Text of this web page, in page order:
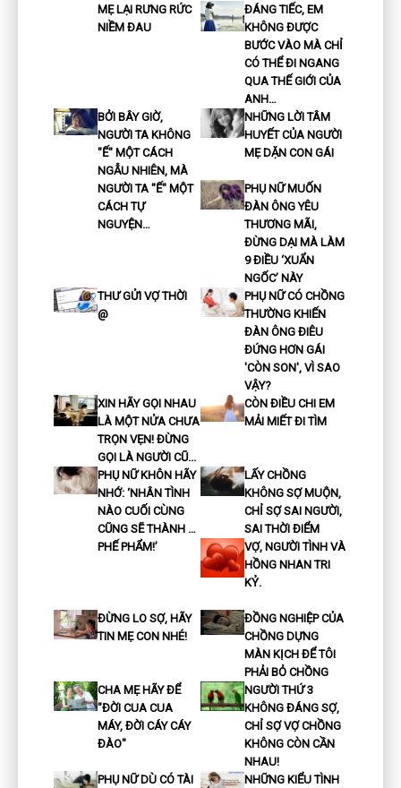
MẸ LẠI RƯNG RỨC
NIỀM ĐAU
ĐÁNG TIẾC, EM
KHÔNG ĐƯỢC
BƯỚC VÀO MÀ CHỈ
CÓ THỂ ĐI NGANG
QUA THẾ GIỚI CỦA
ANH…
BỞI BÂY GIỜ,
NGƯỜI TA KHÔNG
"Ế" MỘT CÁCH
NGẪU NHIÊN, MÀ
NGƯỜI TA "Ế" MỘT
CÁCH TỰ
NGUYỆN…
NHỮNG LỜI TÂM
HUYẾT CỦA NGƯỜI
MẸ DẶN CON GÁI
PHỤ NỮ MUỐN
ĐÀN ÔNG YÊU
THƯƠNG MÃI,
ĐỪNG DẠI MÀ LÀM
9 ĐIỀU ‘XUẨN
NGỐC’ NÀY
THƯ GỬI VỢ THỜI
@
PHỤ NỮ CÓ CHỒNG
THƯỜNG KHIẾN
ĐÀN ÔNG ĐIÊU
ĐỨNG HƠN GÁI
'CÒN SON', VÌ SAO
VẬY?
XIN HÃY GỌI NHAU
LÀ MỘT NỬA CHƯA
TRỌN VẸN! ĐỪNG
GỌI LÀ NGƯỜI CŨ...
CÒN ĐIỀU CHI EM
MẢI MIẾT ĐI TÌM
PHỤ NỮ KHÔN HÃY
NHỚ: ‘NHÂN TÌNH
NÀO CUỐI CÙNG
CŨNG SẼ THÀNH …
PHẾ PHẨM!’
LẤY CHỒNG
KHÔNG SỢ MUỘN,
CHỈ SỢ SAI NGƯỜI,
SAI THỜI ĐIỂM
VỢ, NGƯỜI TÌNH VÀ
HỒNG NHAN TRI
KỶ.
ĐỪNG LO SỢ, HÃY
TIN MẸ CON NHÉ!
ĐỒNG NGHIỆP CỦA
CHỒNG DỰNG
MÀN KỊCH ĐỂ TÔI
PHẢI BỎ CHỒNG
CHA MẸ HÃY ĐỂ
"ĐỜI CUA CUA
MÁY, ĐỜI CÁY CÁY
ĐÀO"
NGƯỜI THỨ 3
KHÔNG ĐÁNG SỢ,
CHỈ SỢ VỢ CHỒNG
KHÔNG CÒN CẦN
NHAU!
PHỤ NỮ DÙ CÓ TÀI
NHỮNG KIỂU TÌNH